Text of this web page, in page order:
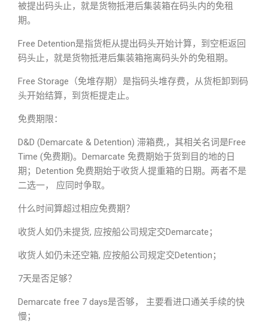
被提出码头止，就是货物抵港后集装箱在码头内的免租
期。
Free Detention是指货柜从提出码头开始计算，到空柜返回
码头止，就是货物抵港后集装箱拖离码头外的免租期。
Free Storage（免堆存期）是指码头堆存费，从货柜卸到码
头开始结算，到货柜提走止。
免费期限：
D&D (Demarcate & Detention) 滞箱费,，其相关名词是Free
Time (免费期)。Demarcate 免费期始于货到目的地的日
期；Detention 免费期始于收货人提重箱的日期。两者不是
二选一， 应同时争取。
什么时间算超过相应免费期？
收货人如仍未提货, 应按船公司规定交Demarcate；
收货人如仍未还空箱, 应按船公司规定交Detention；
7天是否足够？
Demarcate free 7 days是否够， 主要看进口通关手续的快
慢；